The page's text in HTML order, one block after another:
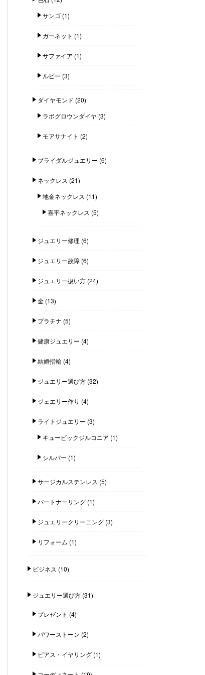
サンゴ(1)
ガーネット (1)
サファイア (1)
ルビー (3)
ダイヤモンド (20)
ラボグロウンダイヤ (3)
モアサナイト (2)
ブライダルジュエリー (6)
ネックレス (21)
地金ネックレス (11)
喜平ネックレス (5)
ジュエリー修理 (6)
ジュエリー故障(6)
ジュエリー扱い方(24)
金(13)
プラチナ (5)
健康ジュエリー (4)
結婚指輪(4)
ジュエリー選び方(32)
ジェエリー作り (4)
ライトジュエリー (3)
キュービックジルコニア (1)
シルバー (1)
サージカルステンレス (5)
パートナーリング(1)
ジュエリークリーニング(3)
リフォーム (1)
ビジネス (10)
ジュエリー選び方(31)
プレゼント (4)
パワーストーン (2)
ピアス・イヤリング(1)